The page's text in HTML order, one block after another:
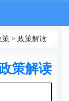
策> 政策解读
策解读